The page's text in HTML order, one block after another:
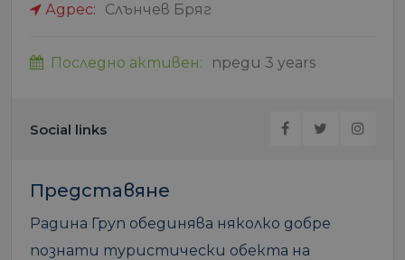
Адрес: Слънчев Бряг
Последно активен: преди 3 years
Social links
Представяне
Радина Груп обединява няколко добре
познати туристически обекта на